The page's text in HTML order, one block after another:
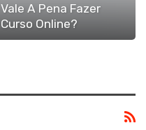
Vale A Pena Fazer
Curso Online?